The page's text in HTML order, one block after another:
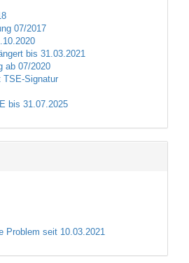
07/2017
bis 31.03.2021
ab 07/2020
TSE-Signatur
bis 31.07.2025
Problem seit 10.03.2021